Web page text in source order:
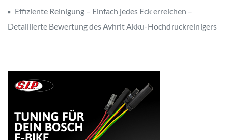
Effiziente Reinigung – Einfach jedes Eck erreichen –
Detaillierte Bewertung des Avhrit Akku-Hochdruckreinigers